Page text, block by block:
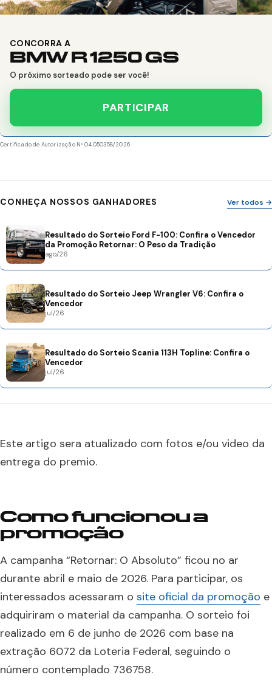
CONCORRA A
BMW R 1250 GS
O próximo sorteado pode ser você!
PARTICIPAR
Certificado de Autorização Nº 04.050358/2026
CONHEÇA NOSSOS GANHADORES Ver todos →
Resultado do Sorteio Ford F-100: Confira o Vencedor
da Promoção Retornar: O Peso da Tradição
ago/26
Resultado do Sorteio Jeep Wrangler V6: Confira o
Vencedor
jul/26
Resultado do Sorteio Scania 113H Topline: Confira o
Vencedor
jul/26
Este artigo sera atualizado com fotos e/ou video da
entrega do premio.
Como funcionou a
promoção
A campanha “Retornar: O Absoluto” ficou no ar
durante abril e maio de 2026. Para participar, os
interessados acessaram o site oficial da promoção e
adquiriram o material da campanha. O sorteio foi
realizado em 6 de junho de 2026 com base na
extração 6072 da Loteria Federal, seguindo o
número contemplado 736758.